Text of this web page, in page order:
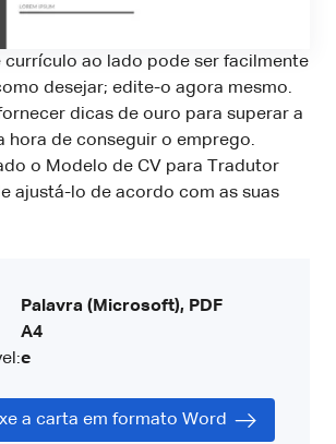
currículo ao lado pode ser facilmente
desejar; edite-o agora mesmo.
dicas de ouro para superar a
hora de conseguir o emprego.
o Modelo de CV para Tradutor
ajustá-lo de acordo com as suas
Palavra (Microsoft), PDF
A4
e
a carta em formato Word